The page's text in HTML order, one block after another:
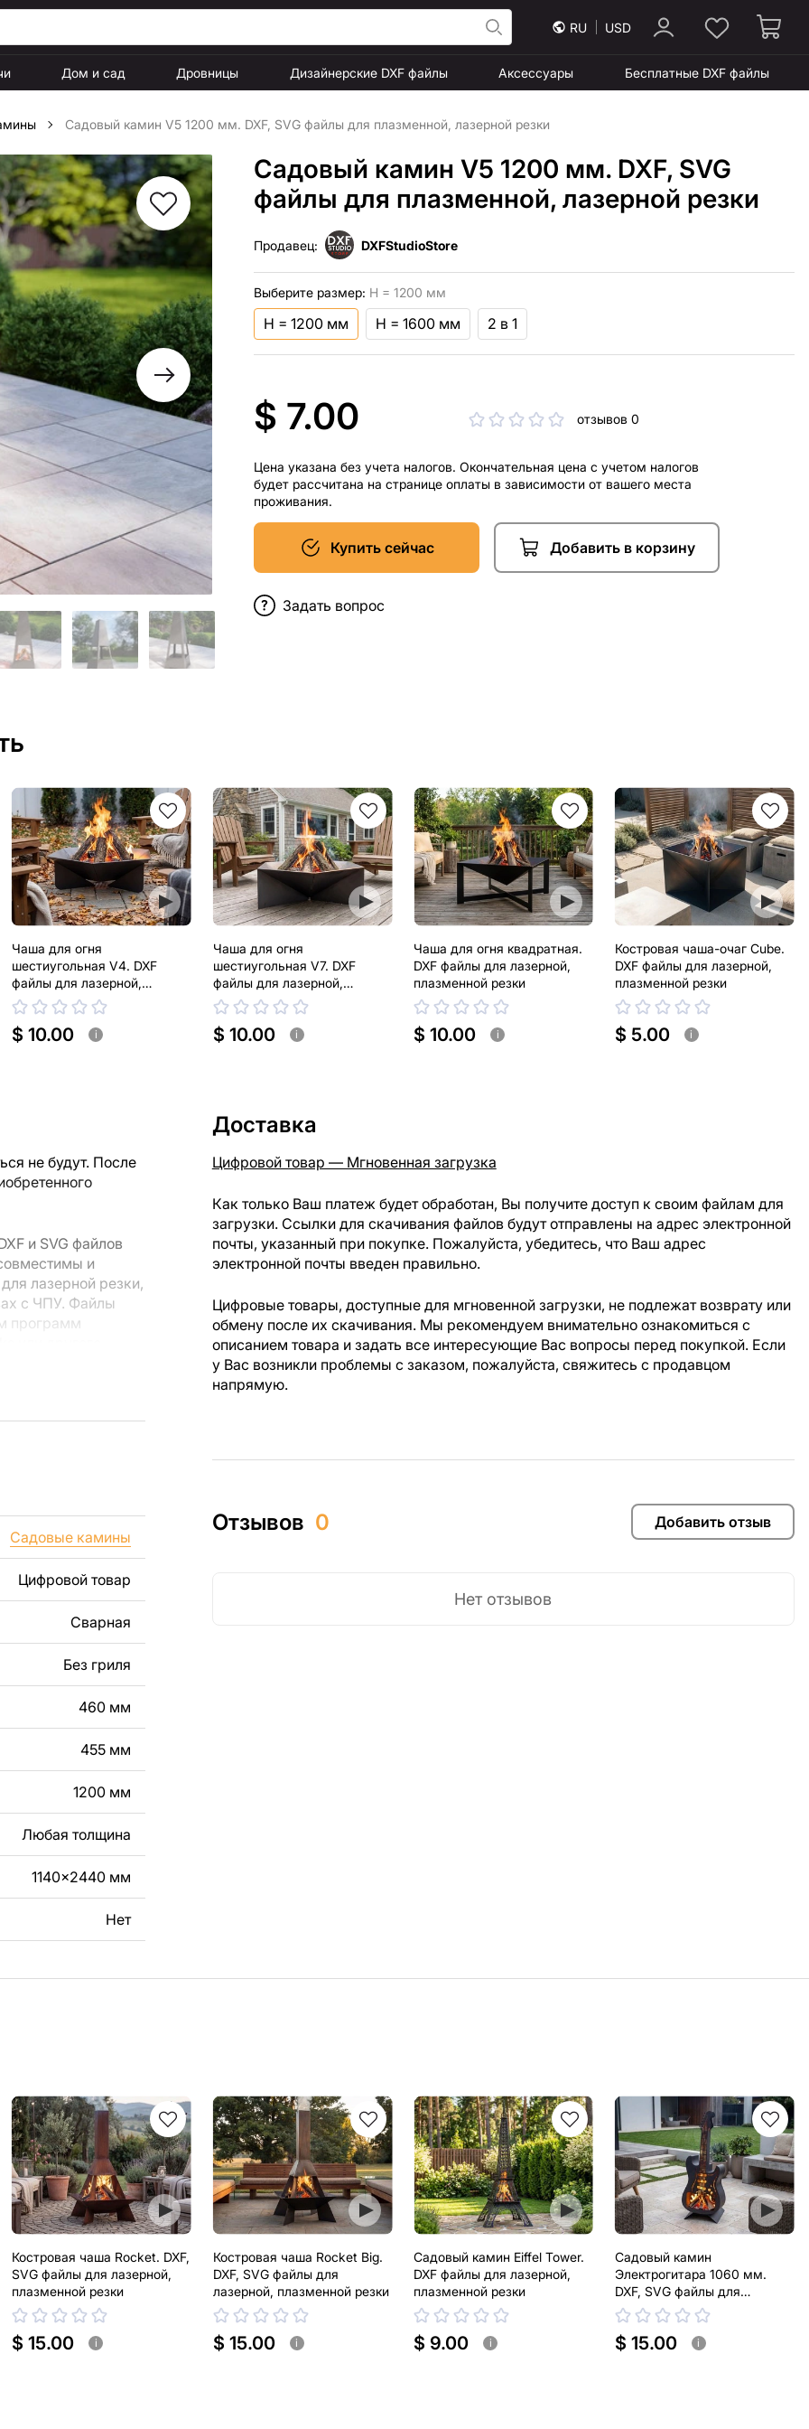
RU USD
Дом и сад Дровницы Дизайнерские DXF файлы Аксессуары Бесплатные DXF файлы
Садовый камин V5 1200 мм. DXF, SVG файлы для плазменной, лазерной резки
Садовый камин V5 1200 мм. DXF, SVG
файлы для плазменной, лазерной резки
Продавец: DXFStudioStore
Выберите размер: H = 1200 мм
H = 1200 мм H = 1600 мм 2 в 1
$ 7.00 отзывов 0
Цена указана без учета налогов. Окончательная цена с учетом налогов
будет рассчитана на странице оплаты в зависимости от вашего места
проживания.
Купить сейчас Добавить в корзину
Задать вопрос
Чаша для огня
шестиугольная V4. DXF
файлы для лазерной,
плазменной резки
$ 10.00 i
Чаша для огня
шестиугольная V7. DXF
файлы для лазерной,
плазменной резки
$ 10.00 i
Чаша для огня квадратная.
DXF файлы для лазерной,
плазменной резки
$ 10.00 i
Костровая чаша-очаг Cube.
DXF файлы для лазерной,
плазменной резки
$ 5.00 i
не будут. После
и SVG файлов
и
лазерной резки,
с ЧПУ. Файлы
программ
созданы с
что
изображение,
дизайн изделия.
изделия из
с нами в
Садовые камины
Цифровой товар
Сварная
Без гриля
460 мм
455 мм
1200 мм
Любая толщина
1140x2440 мм
Нет
Доставка
Цифровой товар — Мгновенная загрузка
Как только Ваш платеж будет обработан, Вы получите доступ к своим файлам для
загрузки. Ссылки для скачивания файлов будут отправлены на адрес электронной
почты, указанный при покупке. Пожалуйста, убедитесь, что Ваш адрес
электронной почты введен правильно.
Цифровые товары, доступные для мгновенной загрузки, не подлежат возврату или
обмену после их скачивания. Мы рекомендуем внимательно ознакомиться с
описанием товара и задать все интересующие Вас вопросы перед покупкой. Если
у Вас возникли проблемы с заказом, пожалуйста, свяжитесь с продавцом
напрямую.
Отзывов 0 Добавить отзыв
Нет отзывов
Костровая чаша Rocket. DXF,
SVG файлы для лазерной,
плазменной резки
$ 15.00 i
Костровая чаша Rocket Big.
DXF, SVG файлы для
лазерной, плазменной резки
$ 15.00 i
Садовый камин Eiffel Tower.
DXF файлы для лазерной,
плазменной резки
$ 9.00 i
Садовый камин
Электрогитара 1060 мм.
DXF, SVG файлы для
лазерной, плазменной резки
$ 15.00 i